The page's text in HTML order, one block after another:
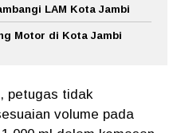
LAM Kota Jambi
Motor di Kota Jambi
petugas tidak
volume pada